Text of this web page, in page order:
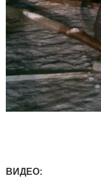
ВИДЕО: